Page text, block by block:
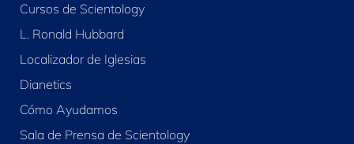
Cursos de Scientology
L. Ronald Hubbard
Localizador de Iglesias
Dianetics
Cómo Ayudamos
Sala de Prensa de Scientology